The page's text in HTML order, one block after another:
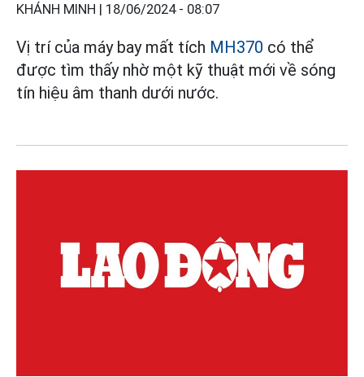
KHÁNH MINH | 18/06/2024 - 08:07
Vị trí của máy bay mất tích MH370 có thể
được tìm thấy nhờ một kỹ thuật mới về sóng
tín hiệu âm thanh dưới nước.